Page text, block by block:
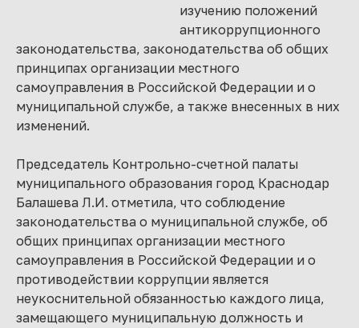
изучению положений
антикоррупционного
законодательства, законодательства об общих
принципах организации местного
самоуправления в Российской Федерации и о
муниципальной службе, а также внесенных в них
изменений.
Председатель Контрольно-счетной палаты
муниципального образования город Краснодар
Балашева Л.И. отметила, что соблюдение
законодательства о муниципальной службе, об
общих принципах организации местного
самоуправления в Российской Федерации и о
противодействии коррупции является
неукоснительной обязанностью каждого лица,
замещающего муниципальную должность и